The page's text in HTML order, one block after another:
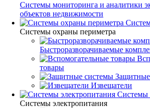
Системы мониторинга и аналитики
объектов недвижимости
Системы охраны периметра
Быстроразворачиваемые
товары
Извещатели
Системы
Системы электропитания